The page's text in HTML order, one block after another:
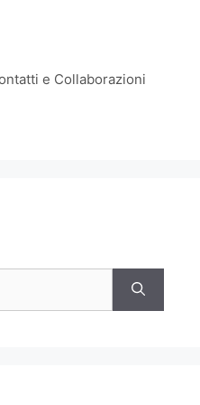
e Collaborazioni